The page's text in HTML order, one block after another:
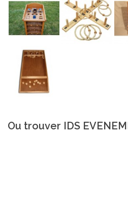
Ou trouver IDS